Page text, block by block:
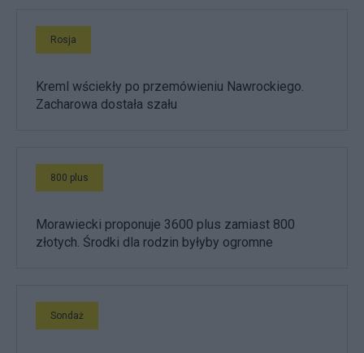
Rosja
Kreml wściekły po przemówieniu Nawrockiego.
Zacharowa dostała szału
800 plus
Morawiecki proponuje 3600 plus zamiast 800
złotych. Środki dla rodzin byłyby ogromne
Sondaż